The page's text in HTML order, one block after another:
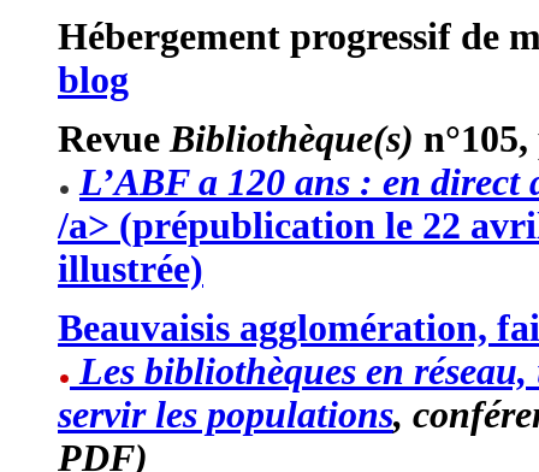
Hébergement progressif de
blog
RevueBibliothèque(s)
L’ABF a 120 ans : en direct
/a> (prépublication le 22
illustrée)
Beauvaisis agglomération,
Les bibliothèques en
servir les populations,
PDF)